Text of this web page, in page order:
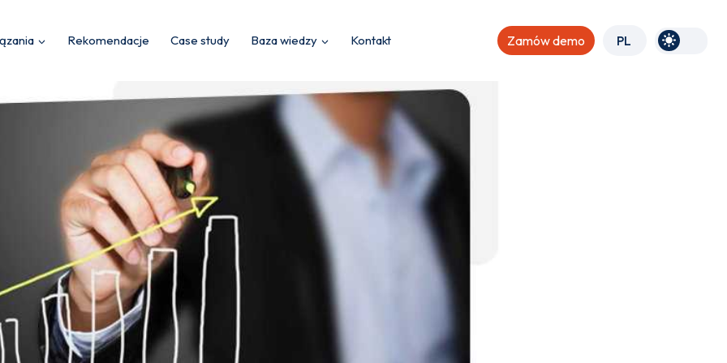
Rekomendacje Case study Baza wiedzy Kontakt Zamów demo PL